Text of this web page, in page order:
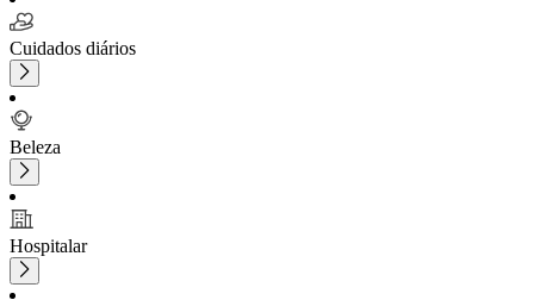
Cuidados diários
Beleza
Hospitalar